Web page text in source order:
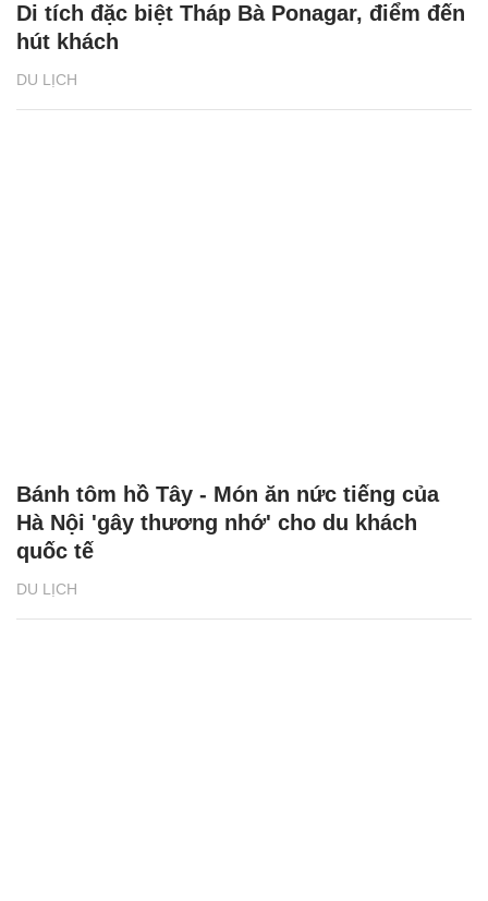
DU LỊCH
Di tích đặc biệt Tháp Bà Ponagar, điểm đến
hút khách
DU LỊCH
Bánh tôm hồ Tây - Món ăn nức tiếng của
Hà Nội 'gây thương nhớ' cho du khách
quốc tế